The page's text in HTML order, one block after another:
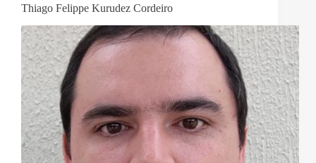
Thiago Felippe Kurudez Cordeiro